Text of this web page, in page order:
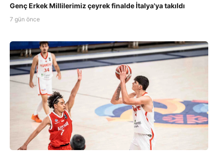
Genç Erkek Millilerimiz çeyrek finalde İtalya'ya takıldı
7 gün önce